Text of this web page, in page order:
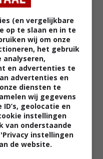
probeert hun huwelijk
een zeiltochtje te
een nachtmerrie
(en vergelijkbare
op te slaan en in te
wij om onze
het gebruik
analyseren,
en advertenties te
advertenties en
diensten te
wij gegevens
geolocatie en
instellingen
van onderstaande
instellingen
de website.